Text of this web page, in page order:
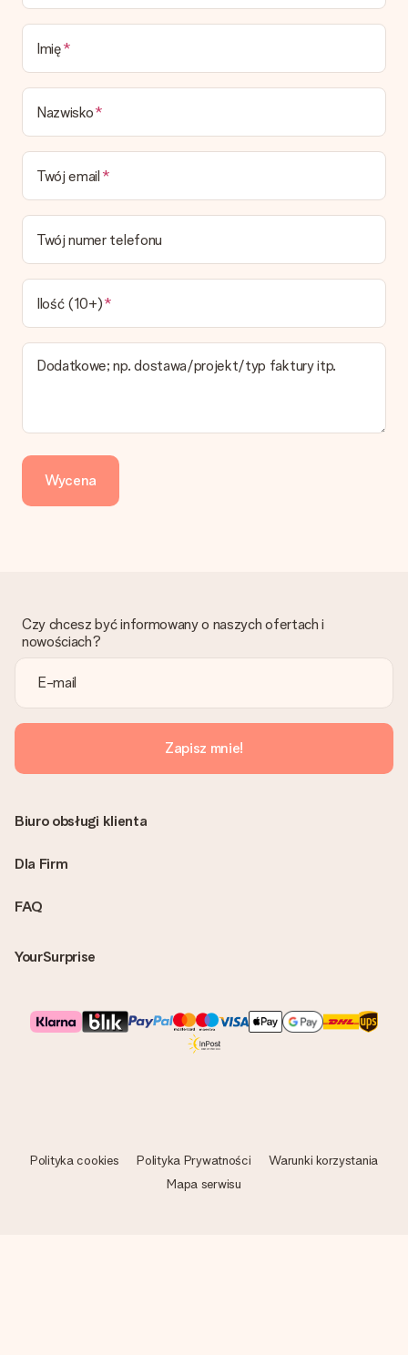
Imię
Nazwisko
Twój email
Twój numer telefonu
Ilość (10+)
Dodatkowe; np. dostawa/projekt/typ faktury itp.
Wycena
Czy chcesz być informowany o naszych ofertach i
nowościach?
Zapisz mnie!
FAQ
YourSurprise
Biuro obsługi klienta
Dla Firm
Polityka cookies Polityka Prywatności
Warunki korzystania
Mapa serwisu